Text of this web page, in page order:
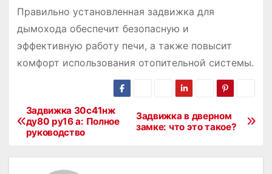
Правильно установленная задвижка для
дымохода обеспечит безопасную и
эффективную работу печи, а также повысит
комфорт использования отопительной системы.
Н
Задвижка в дверном
замке: что это такое?
Задвижка 30с41нж
ду80 ру16 а: Полное
руководство